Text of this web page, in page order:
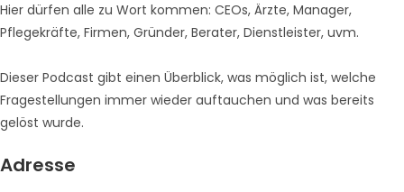
Hier dürfen alle zu Wort kommen: CEOs, Ärzte, Manager,
Pflegekräfte, Firmen, Gründer, Berater, Dienstleister, uvm.
Dieser Podcast gibt einen Überblick, was möglich ist, welche
Fragestellungen immer wieder auftauchen und was bereits
gelöst wurde.
Adresse